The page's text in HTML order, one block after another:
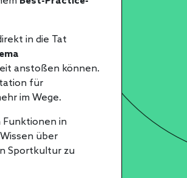
in die Tat
anstoßen können.
für
im Wege.
Funktionen in
über
Sportkultur zu